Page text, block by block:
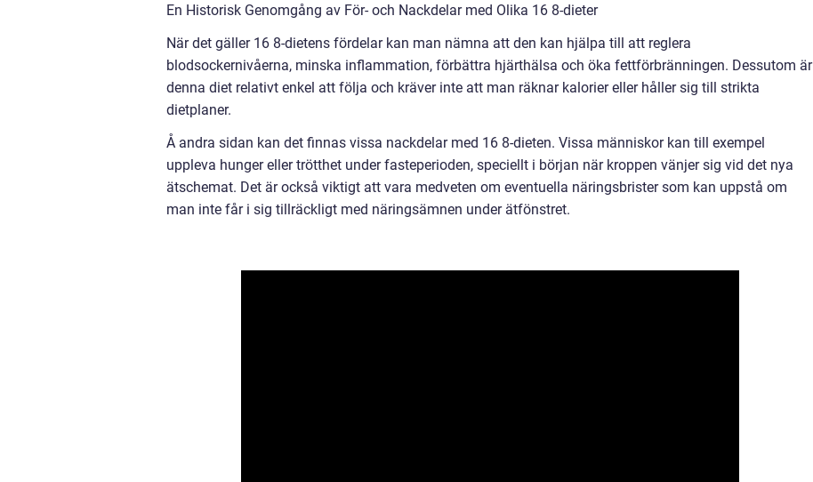
En Historisk Genomgång av För- och Nackdelar med Olika 16 8-dieter
När det gäller 16 8-dietens fördelar kan man nämna att den kan hjälpa till att reglera
blodsockernivåerna, minska inflammation, förbättra hjärthälsa och öka fettförbränningen. Dessutom är
denna diet relativt enkel att följa och kräver inte att man räknar kalorier eller håller sig till strikta
dietplaner.
Å andra sidan kan det finnas vissa nackdelar med 16 8-dieten. Vissa människor kan till exempel
uppleva hunger eller trötthet under fasteperioden, speciellt i början när kroppen vänjer sig vid det nya
ätschemat. Det är också viktigt att vara medveten om eventuella näringsbrister som kan uppstå om
man inte får i sig tillräckligt med näringsämnen under ätfönstret.